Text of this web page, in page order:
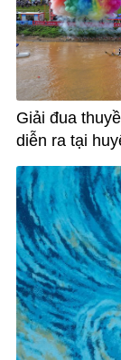
Giải đua
diễn ra tại